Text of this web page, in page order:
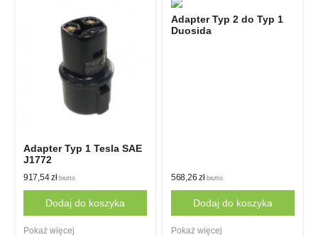
Adapter Typ 1 Tesla SAE
J1772
917,54zł brutto
Dodaj do koszyka
Pokaż więcej
Adapter Typ 2 do Typ 1
Duosida
568,26 zł brutto
Dodaj do koszyka
Pokaż więcej